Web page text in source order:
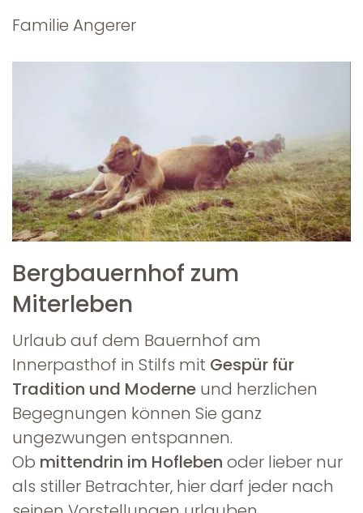
Familie Angerer
Bergbauernhof zum
Miterleben
Urlaub auf dem Bauernhof am
Innerpasthof in Stilfs mit Gespür für
Tradition und Moderne und herzlichen
Begegnungen können Sie ganz
ungezwungen entspannen.
Ob mittendrin im Hofleben oder lieber nur
als stiller Betrachter, hier darf jeder nach